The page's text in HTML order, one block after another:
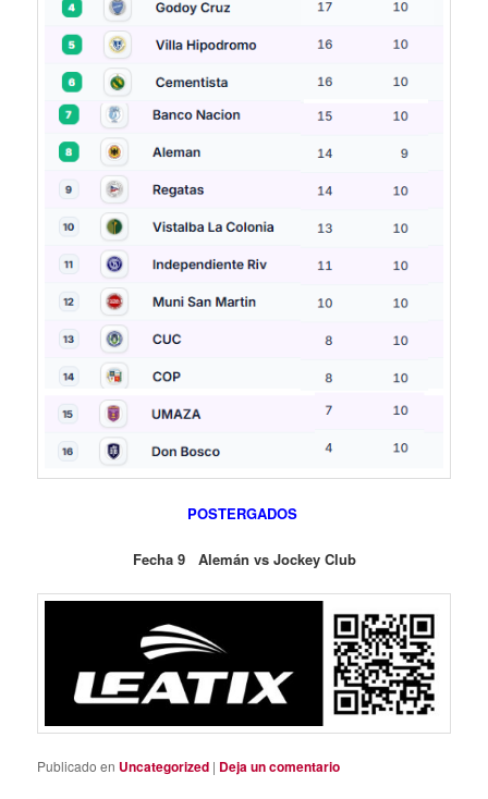
POSTERGADOS
Fecha 9 Alemán vs Jockey Club
Publicado en Uncategorized | Deja un comentario